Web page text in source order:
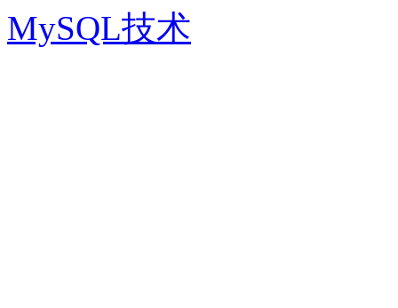
MySQL技术